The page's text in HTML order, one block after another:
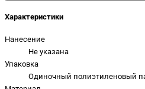
Характеристики
Нанесение
Не указана
Упаковка
Одиночный полиэтиленовый